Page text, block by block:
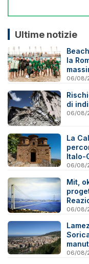
Ultime notizie
la
06/08/
di
06/08/
La
Italo-
06/08/
Mit,
06/08/
06/08/